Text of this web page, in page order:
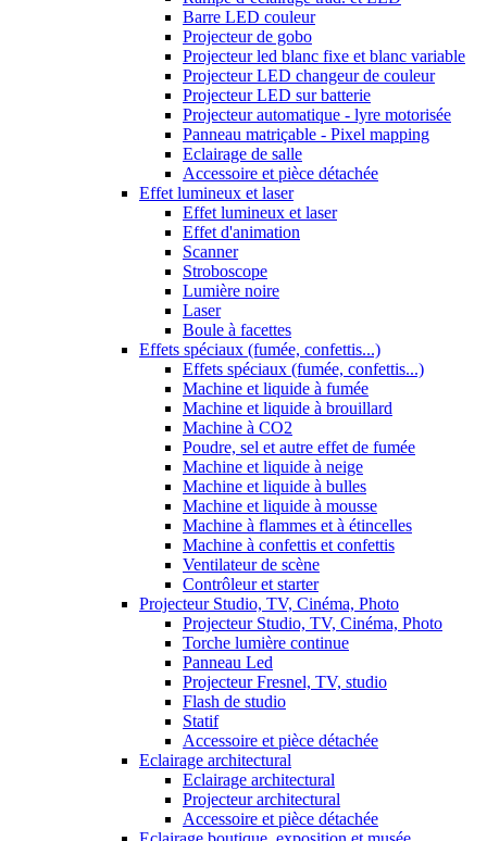
Barre LED couleur
Projecteur de gobo
Projecteur led blanc fixe et blanc variable
Projecteur LED changeur de couleur
Projecteur LED sur batterie
Projecteur automatique - lyre motorisée
Panneau matriçable - Pixel mapping
Eclairage de salle
Accessoire et pièce détachée
Effet lumineux et laser
Effet lumineux et laser
Effet d'animation
Scanner
Stroboscope
Lumière noire
Laser
Boule à facettes
Effets spéciaux (fumée, confettis...)
Effets spéciaux (fumée, confettis...)
Machine et liquide à fumée
Machine et liquide à brouillard
Machine à CO2
Poudre, sel et autre effet de fumée
Machine et liquide à neige
Machine et liquide à bulles
Machine et liquide à mousse
Machine à flammes et à étincelles
Machine à confettis et confettis
Ventilateur de scène
Contrôleur et starter
Projecteur Studio, TV, Cinéma, Photo
Projecteur Studio, TV, Cinéma, Photo
Torche lumière continue
Panneau Led
Projecteur Fresnel, TV, studio
Flash de studio
Statif
Accessoire et pièce détachée
Eclairage architectural
Eclairage architectural
Projecteur architectural
Accessoire et pièce détachée